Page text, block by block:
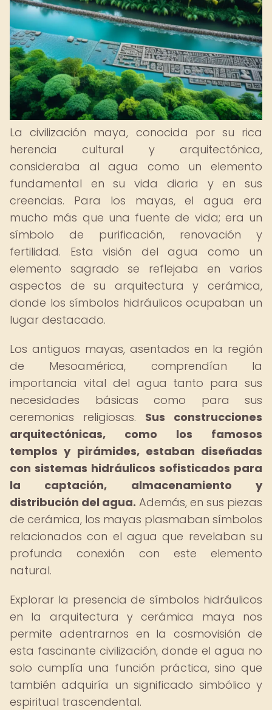
La civilización maya, conocida por su rica
herencia cultural y arquitectónica,
consideraba al agua como un elemento
fundamental en su vida diaria y en sus
creencias. Para los mayas, el agua era
mucho más que una fuente de vida; era un
símbolo de purificación, renovación y
fertilidad. Esta visión del agua como un
elemento sagrado se reflejaba en varios
aspectos de su arquitectura y cerámica,
donde los símbolos hidráulicos ocupaban un
lugar destacado.
Los antiguos mayas, asentados en la región
de Mesoamérica, comprendían la
importancia vital del agua tanto para sus
necesidades básicas como para sus
ceremonias religiosas. Sus construcciones
arquitectónicas, como los famosos
templos y pirámides, estaban diseñadas
con sistemas hidráulicos sofisticados para
la captación, almacenamiento y
distribución del agua. Además, en sus piezas
de cerámica, los mayas plasmaban símbolos
relacionados con el agua que revelaban su
profunda conexión con este elemento
natural.
Explorar la presencia de símbolos hidráulicos
en la arquitectura y cerámica maya nos
permite adentrarnos en la cosmovisión de
esta fascinante civilización, donde el agua no
solo cumplía una función práctica, sino que
también adquiría un significado simbólico y
espiritual trascendental.